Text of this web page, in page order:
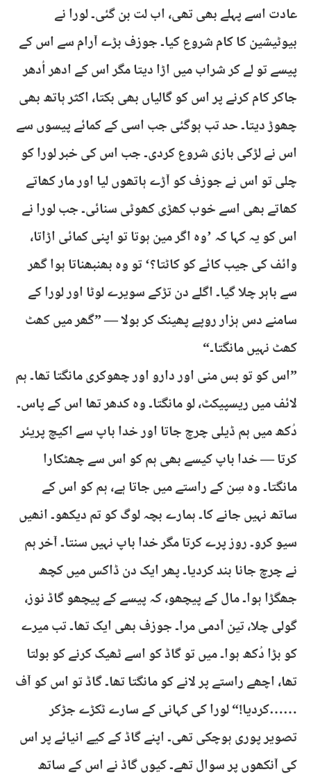
عادت اسے پہلے بھی تھی، اب لت بن گئی۔ لورا نے
بیوٹیشین کا کام شروع کیا۔ جوزف بڑے آرام سے اس کے
پیسے تو لے کر شراب میں اڑا دیتا مگر اس کے ادھر اُدھر
جاکر کام کرنے پر اس کو گالیاں بھی بکتا، اکثر ہاتھ بھی
چھوڑ دیتا۔ حد تب ہوگئی جب اسی کے کمائے پیسوں سے
اس نے لڑکی بازی شروع کردی۔ جب اس کی خبر لورا کو
چلی تو اس نے جوزف کو آڑے ہاتھوں لیا اور مار کھاتے
کھاتے بھی اسے خوب کھڑی کھوٹی سنائی۔ جب لورا نے
اس کو یہ کہا کہ ’وہ اگر مین ہوتا تو اپنی کمائی اڑاتا،
وائف کی جیب کائے کو کاٹتا؟‘ تو وہ بھنبھناتا ہوا گھر
سے باہر چلا گیا۔ اگلے دن تڑکے سویرے لوٹا اور لورا کے
سامنے دس ہزار روپے پھینک کر بولا — ”گھر میں کھٹ
کھٹ نہیں مانگتا۔“
”اس کو تو بس منی اور دارو اور چھوکری مانگتا تھا۔ ہم
لائف میں ریسپیکٹ، لو مانگتا۔ وہ کدھر تھا اس کے پاس۔
دُکھ میں ہم ڈیلی چرچ جاتا اور خدا باپ سے اکیچ پریئر
کرتا — خدا باپ کیسے بھی ہم کو اس سے چھٹکارا
مانگتا۔ وہ سِن کے راستے میں جاتا ہے، ہم کو اس کے
ساتھ نہیں جانے کا۔ ہمارے بچہ لوگ کو تم دیکھو۔ انھیں
سیو کرو۔ روز پرے کرتا مگر خدا باپ نہیں سنتا۔ آخر ہم
نے چرچ جانا بند کردیا۔ پھر ایک دن ڈاکس میں کچھ
جھگڑا ہوا۔ مال کے پیچھو، کہ پیسے کے پیچھو گاڈ نوز،
گولی چلا، تین آدمی مرا۔ جوزف بھی ایک تھا۔ تب میرے
کو بڑا دُکھ ہوا۔ میں تو گاڈ کو اسے ٹھیک کرنے کو بولتا
تھا، اچھے راستے پر لانے کو مانگتا تھا۔ گاڈ تو اس کو آف
……کردیا!“ لورا کی کہانی کے سارے ٹکڑے جڑکر
تصویر پوری ہوچکی تھی۔ اپنے گاڈ کے کیے انیائے پر اس
کی آنکھوں پر سوال تھے۔ کیوں گاڈ نے اس کے ساتھ